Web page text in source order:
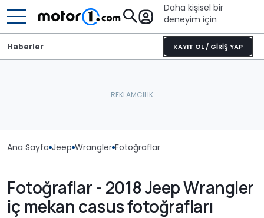
Daha kişisel bir
deneyim için
KAYIT OL / GİRİŞ YAP
Haberler
Ana Sayfa Jeep Wrangler Fotoğraflar
Fotoğraflar - 2018 Jeep Wrangler
iç mekan casus fotoğrafları